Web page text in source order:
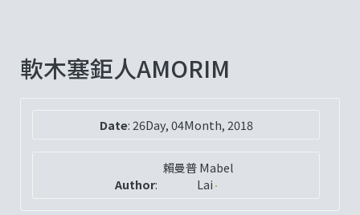
軟木塞鉅人AMORIM
Date:26Day, 04Month, 2018
Author:
賴曼普 Mabel
Lai